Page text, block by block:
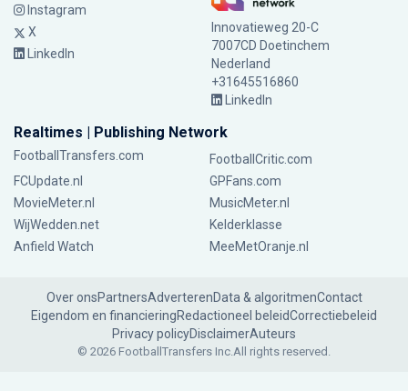
Instagram
X
LinkedIn
Innovatieweg 20-C
7007CD Doetinchem
Nederland
+31645516860
LinkedIn
Realtimes | Publishing Network
FootballTransfers.com
FootballCritic.com
FCUpdate.nl
GPFans.com
MovieMeter.nl
MusicMeter.nl
WijWedden.net
Kelderklasse
Anfield Watch
MeeMetOranje.nl
Over onsPartnersAdverterenData & algoritmenContact
Eigendom en financieringRedactioneel beleidCorrectiebeleid
Privacy policyDisclaimerAuteurs
© 2026 FootballTransfers Inc.All rights reserved.